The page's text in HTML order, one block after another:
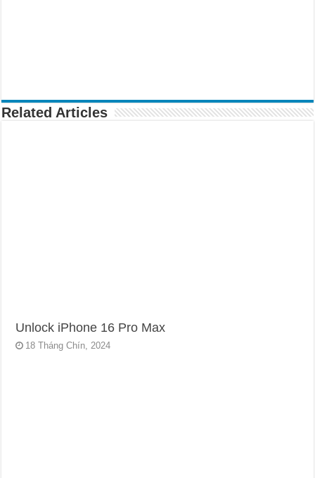
Related Articles
Unlock iPhone 16 Pro Max
18 Tháng Chín, 2024